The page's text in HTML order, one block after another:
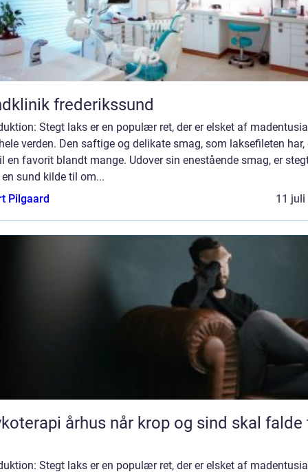
frederikssund
Stegt laks er en populær ret, der er elsket af
verden. Den saftige og delikate smag, som laksefileten har,
en favorit blandt mange. Udover sin enestående smag, er
sund kilde til om...
Pilgaard
11 juli
århus når krop og sind skal falde til
Stegt laks er en populær ret, der er elsket af